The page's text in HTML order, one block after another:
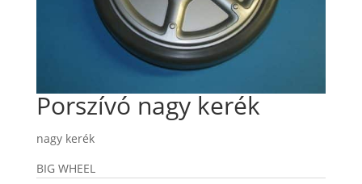
Porszívó nagy kerék
nagy kerék
BIG WHEEL